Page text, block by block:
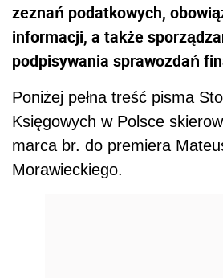
zeznań podatkowych,
informacji, a także
podpisywania sprawozdań
Poniżej pełna treść pisma
Księgowych w Polsce
marca br. do premiera
Morawieckiego.